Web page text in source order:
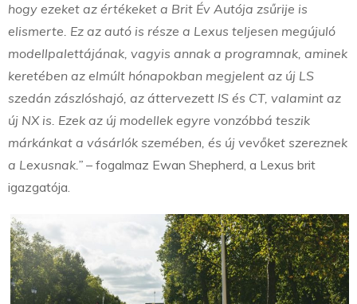
hogy ezeket az értékeket a Brit Év Autója zsűrije is
elismerte. Ez az autó is része a Lexus teljesen megújuló
modellpalettájának, vagyis annak a programnak, aminek
keretében az elmúlt hónapokban megjelent az új LS
szedán zászlóshajó, az áttervezett IS és CT, valamint az
új NX is. Ezek az új modellek egyre vonzóbbá teszik
márkánkat a vásárlók szemében, és új vevőket szereznek
a Lexusnak.” – fogalmaz Ewan Shepherd, a Lexus brit
igazgatója.